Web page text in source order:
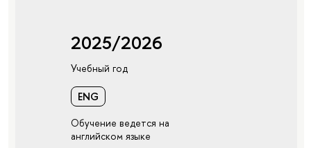
2025/2026
Учебный год
ENG
Обучение ведется на
английском языке